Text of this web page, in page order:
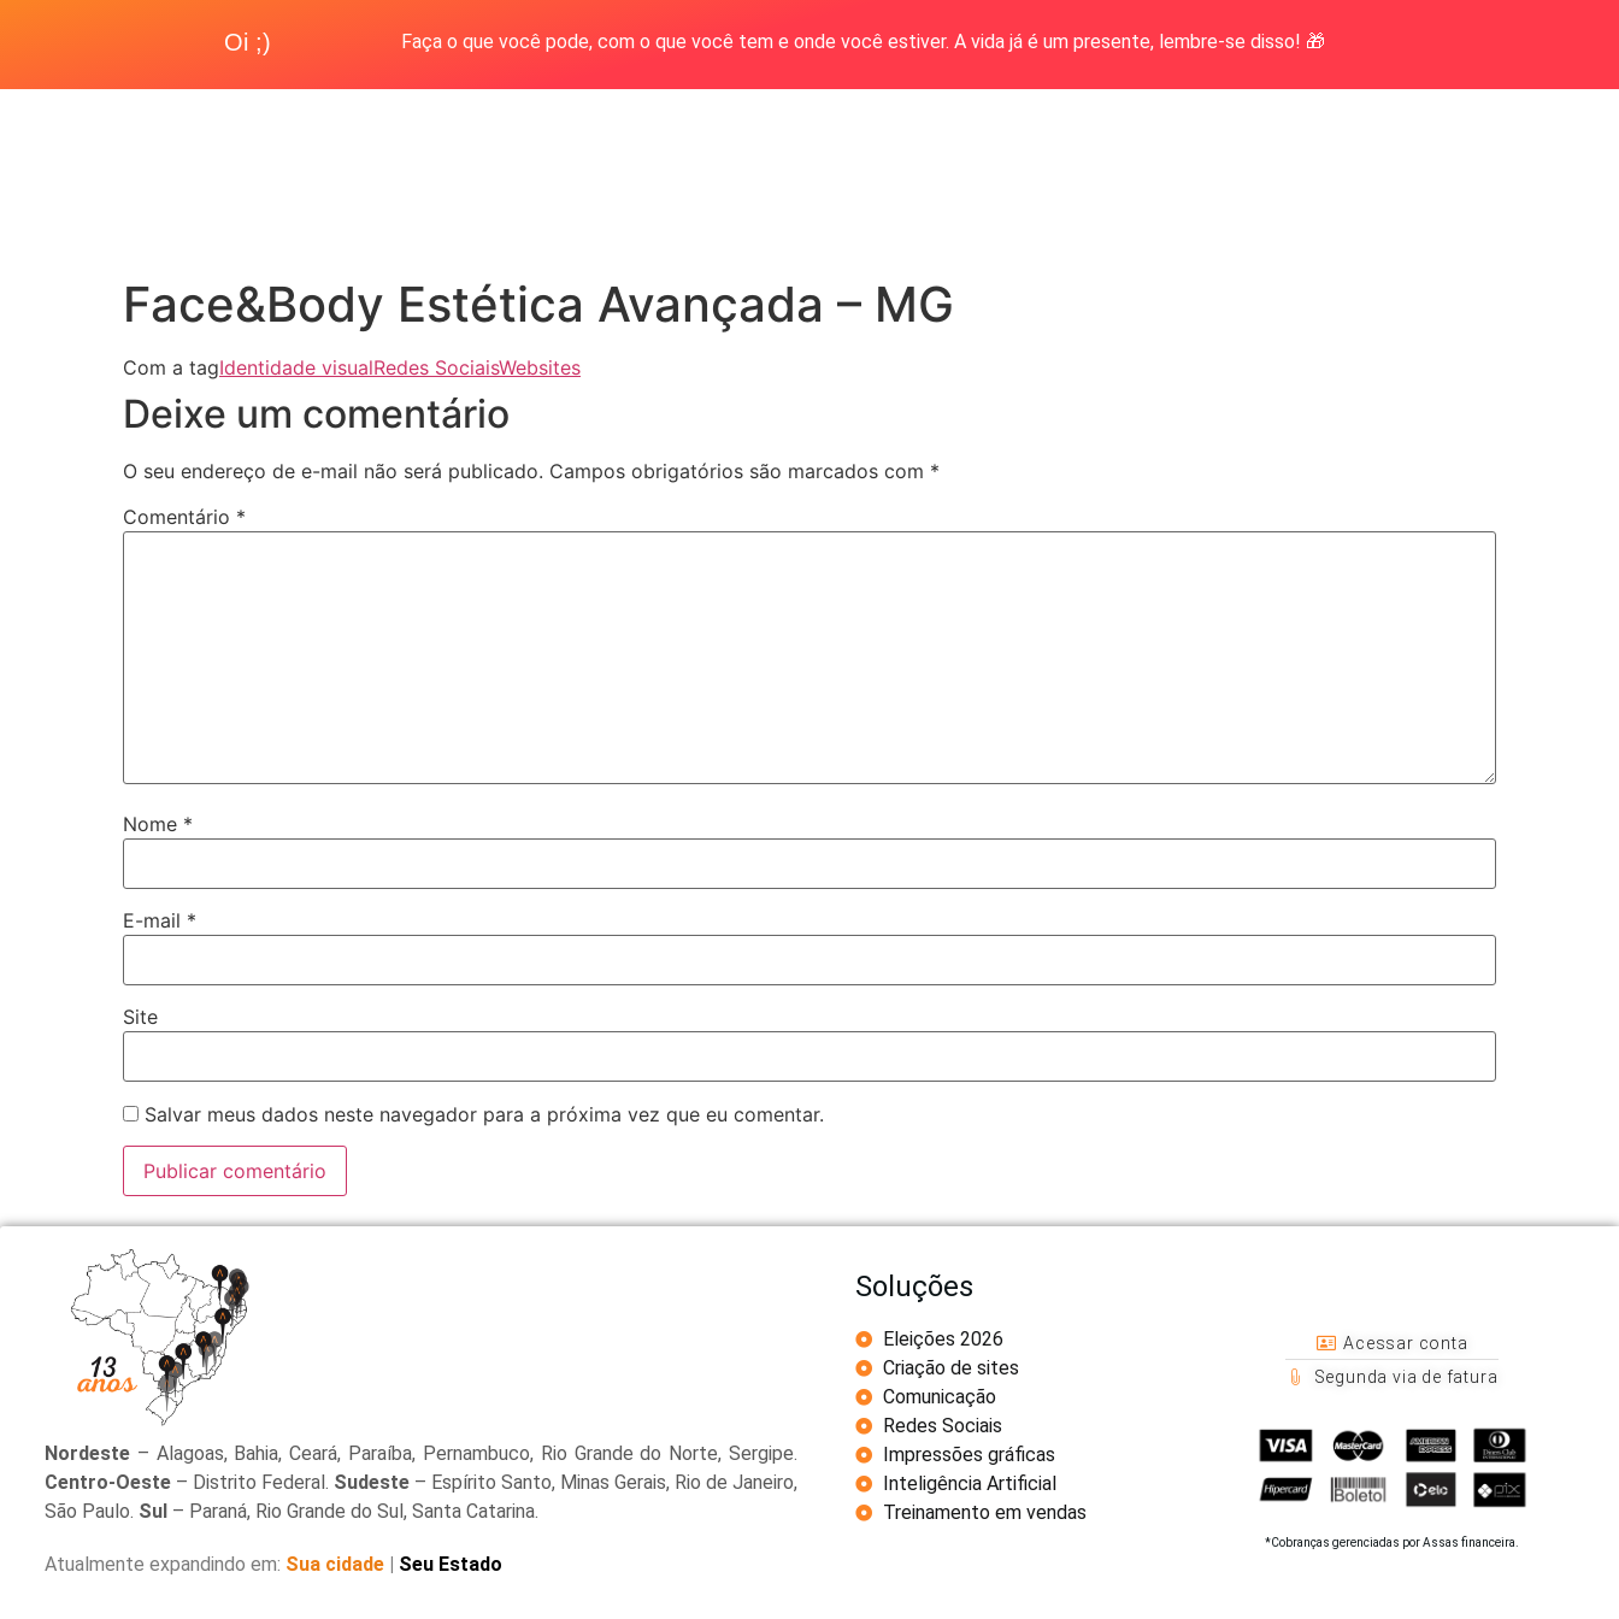
Oi ;) Faça o que você pode, com o que você tem e onde você estiver. A vida já é um presente, lembre-se disso! 🎁
Face&Body Estética Avançada – MG
Com a tagIdentidade visualRedes SociaisWebsites
Deixe um comentário
O seu endereço de e-mail não será publicado. Campos obrigatórios são marcados com *
Comentário *
Nome *
E-mail *
Site
Salvar meus dados neste navegador para a próxima vez que eu comentar.
Nordeste – Alagoas, Bahia, Ceará, Paraíba, Pernambuco, Rio Grande do Norte, Sergipe.
Centro-Oeste – Distrito Federal. Sudeste – Espírito Santo, Minas Gerais, Rio de Janeiro,
São Paulo. Sul – Paraná, Rio Grande do Sul, Santa Catarina.
Atualmente expandindo em: Sua cidade | Seu Estado
Soluções
Eleições 2026
Criação de sites
Comunicação
Redes Sociais
Impressões gráficas
Inteligência Artificial
Treinamento em vendas
Acessar conta
Segunda via de fatura
*Cobranças gerenciadas por Assas financeira.